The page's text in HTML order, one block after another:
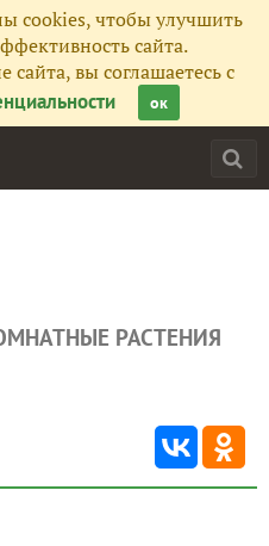
cookies, чтобы улучшить
сайта.
вы соглашаетесь с
ок
РАСТЕНИЯ